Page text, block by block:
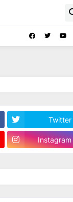
Twitter
Instagram